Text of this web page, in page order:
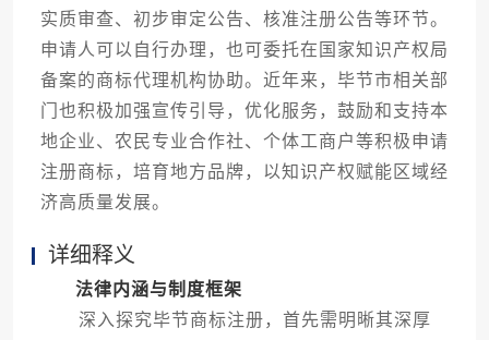
实质审查、初步审定公告、核准注册公告等环节。
申请人可以自行办理，也可委托在国家知识产权局
备案的商标代理机构协助。近年来，毕节市相关部
门也积极加强宣传引导，优化服务，鼓励和支持本
地企业、农民专业合作社、个体工商户等积极申请
注册商标，培育地方品牌，以知识产权赋能区域经
济高质量发展。
详细释义
法律内涵与制度框架
深入探究毕节商标注册，首先需明晰其深厚